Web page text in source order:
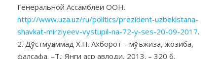
Генеральной Ассамблеи ООН.
http://www.uza.uz/ru/politics/prezident-uzbekistana-
shavkat-mirziyeev-vystupil-na-72-y-ses-20-09-2017.
Дўстмуҳаммад Х.Н. Ахборот – мўъжиза, жозиба,
фалсафа. –Т.: Янги аср авлоди, 2013. – 320 б.